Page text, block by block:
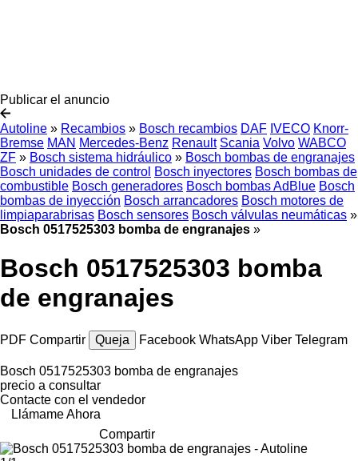
Publicar el anuncio
Autoline » Recambios » Bosch recambios DAF IVECO Knorr-
Bremse MAN Mercedes-Benz Renault Scania Volvo WABCO
ZF » Bosch sistema hidráulico » Bosch bombas de engranajes
Bosch unidades de control Bosch inyectores Bosch bombas de
combustible Bosch generadores Bosch bombas AdBlue Bosch
bombas de inyección Bosch arrancadores Bosch motores de
limpiaparabrisas Bosch sensores Bosch válvulas neumáticas »
Bosch 0517525303 bomba de engranajes »
Bosch 0517525303 bomba
de engranajes
PDF Compartir Queja Facebook WhatsApp Viber Telegram
Bosch 0517525303 bomba de engranajes
precio a consultar
Contacte con el vendedor
Llámame Ahora
Compartir